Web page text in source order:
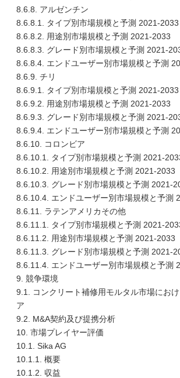
8.6.8. アルゼンチン
8.6.8.1. タイプ別市場規模と予測 2021-2033
8.6.8.2. 用途別市場規模と予測 2021-2033
8.6.8.3. グレード別市場規模と予測 2021-
8.6.8.4. エンドユーザー別市場規模と予測
8.6.9. チリ
8.6.9.1. タイプ別市場規模と予測 2021-2033
8.6.9.2. 用途別市場規模と予測 2021-2033
8.6.9.3. グレード別市場規模と予測 2021-
8.6.9.4. エンドユーザー別市場規模と予測
8.6.10. コロンビア
8.6.10.1. タイプ別市場規模と予測 2021-
8.6.10.2. 用途別市場規模と予測 2021-2033
8.6.10.3. グレード別市場規模と予測 2021-
8.6.10.4. エンドユーザー別市場規模と予測
8.6.11. ラテンアメリカその他
8.6.11.1. タイプ別市場規模と予測 2021-
8.6.11.2. 用途別市場規模と予測 2021-2033
8.6.11.3. グレード別市場規模と予測 2021-
8.6.11.4. エンドユーザー別市場規模と予測
9. 競争環境
9.1. コンクリート補修用モルタル市場にお
ア
9.2. M&A契約及び提携分析
10. 市場プレイヤー評価
10.1. Sika AG
10.1.1. 概要
10.1.2. 収益